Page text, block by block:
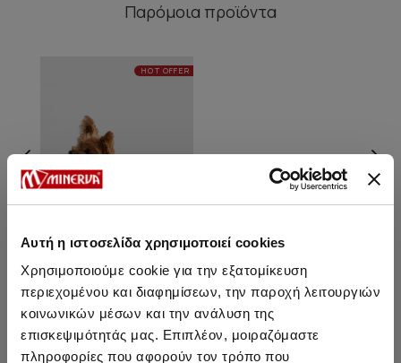
Αυτή η ιστοσελίδα χρησιμοποιεί cookies
Χρησιμοποιούμε cookie για την εξατομίκευση
περιεχομένου και διαφημίσεων, την παροχή λειτουργιών
κοινωνικών μέσων και την ανάλυση της
επισκεψιμότητάς μας. Επιπλέον, μοιραζόμαστε
πληροφορίες που αφορούν τον τρόπο που
Παρόμοια προϊόντα
HOT OFFER
Ρούχο Σκύλου
8,30 €